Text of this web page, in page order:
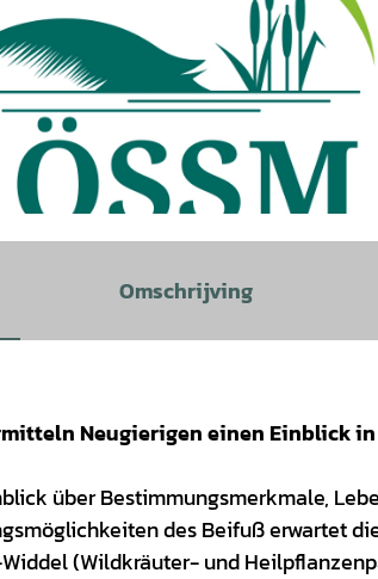
Omschrijving
Neugierigen einen Einblick
über Bestimmungsmerkmale,
des Beifuß erwartet
(Wildkräuter- und